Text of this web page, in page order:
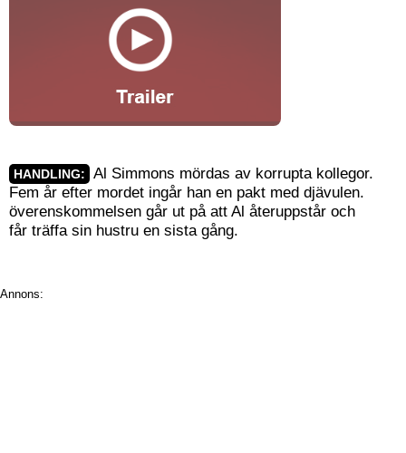
HANDLING:
Al Simmons mördas av korrupta kollegor.
Fem år efter mordet ingår han en pakt med djävulen.
överenskommelsen går ut på att Al återuppstår och
får träffa sin hustru en sista gång.
Annons: